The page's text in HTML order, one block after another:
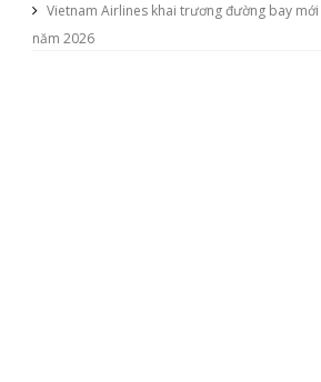
Vietnam Airlines khai trương đường bay
năm 2026